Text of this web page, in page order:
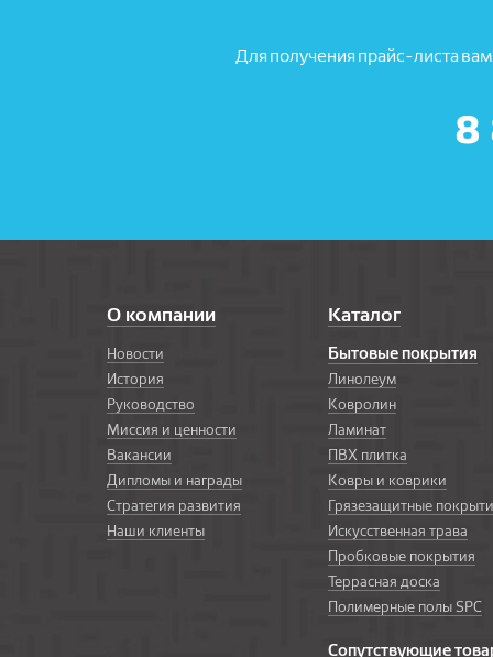
Для получения прайс-листа
8
О компании
Новости
История
Руководство
Миссия и ценности
Вакансии
Дипломы и награды
Стратегия развития
Наши клиенты
Каталог
Бытовые покрытия
Линолеум
Ковролин
Ламинат
ПВХ плитка
Ковры и коврики
Грязезащитные
Искусственная трава
Пробковые покрытия
Террасная доска
Полимерные полы SPC
Сопутствующие